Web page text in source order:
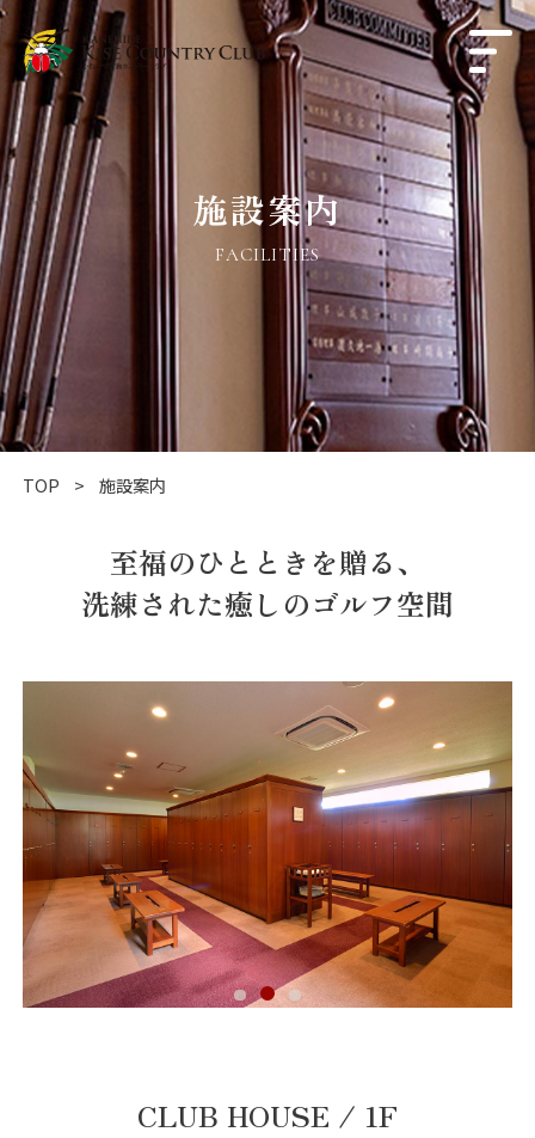
施設案内
FACILITIES
TOP 施設案内
至福のひとときを贈る、
洗練された癒しのゴルフ空間
CLUB HOUSE / 1F